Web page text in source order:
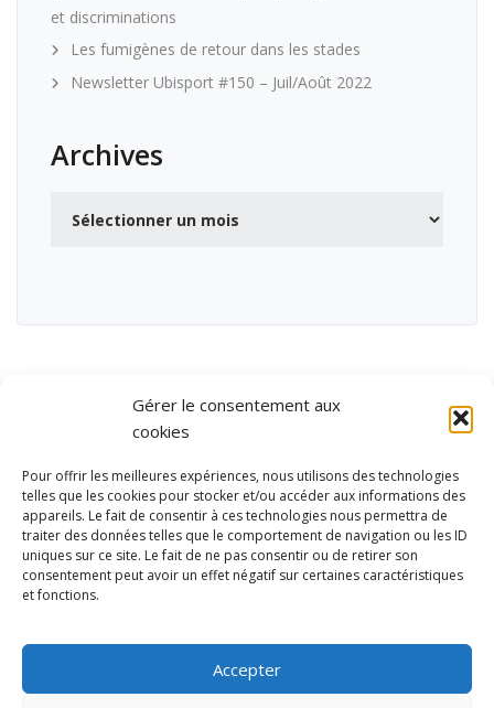
Gérer le consentement aux
cookies
Pour offrir les meilleures expériences, nous utilisons des technologies
telles que les cookies pour stocker et/ou accéder aux informations des
appareils. Le fait de consentir à ces technologies nous permettra de
traiter des données telles que le comportement de navigation ou les ID
uniques sur ce site. Le fait de ne pas consentir ou de retirer son
consentement peut avoir un effet négatif sur certaines caractéristiques
et fonctions.
Accepter
et discriminations
Les fumigènes de retour dans les stades
Newsletter Ubisport #150 – Juil/Août 2022
Archives
et de loisirs
Contact